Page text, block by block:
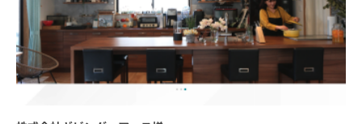
#SDGsサポート
#IT導入補助金
#JavaScript
#WEBサーバ移転
#AWS構築
#IoT関連
#Androidアプリ開発
#インソーシングコンサルティング